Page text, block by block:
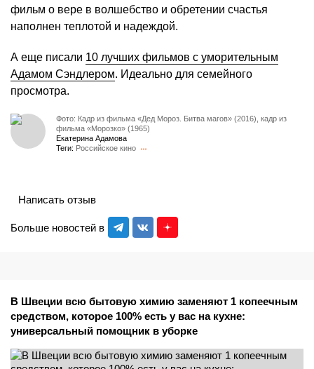
фильм о вере в волшебство и обретении счастья
наполнен теплотой и надеждой.
А еще писали 10 лучших фильмов с уморительным
Адамом Сэндлером. Идеально для семейного
просмотра.
Фото: Кадр из фильма «Дед Мороз. Битва магов» (2016), кадр из
фильма «Морозко» (1965)
Екатерина Адамова
Теги: Российское кино
Больше новостей в
Написать отзыв
В Швеции всю бытовую химию заменяют 1 копеечным
средством, которое 100% есть у вас на кухне:
универсальный помощник в уборке